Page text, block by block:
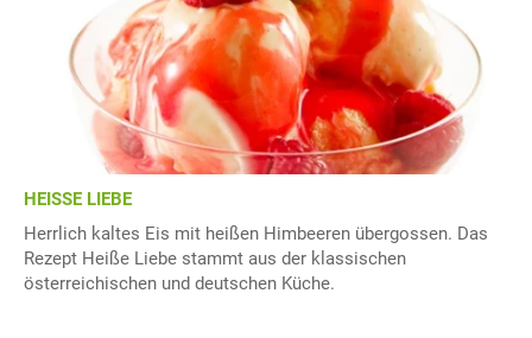
HEISSE LIEBE
Herrlich kaltes Eis mit heißen Himbeeren übergossen. Das
Rezept Heiße Liebe stammt aus der klassischen
österreichischen und deutschen Küche.